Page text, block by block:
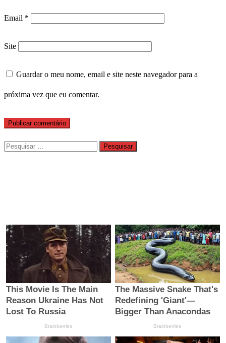
Email *
Site
Guardar o meu nome, email e site neste navegador para a
próxima vez que eu comentar.
Pesquisar
por: